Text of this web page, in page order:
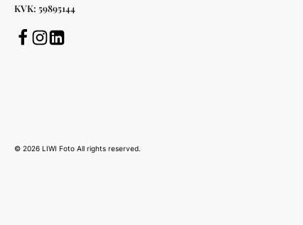
KVK: 59895144
© 2026 LIWI Foto All rights reserved.